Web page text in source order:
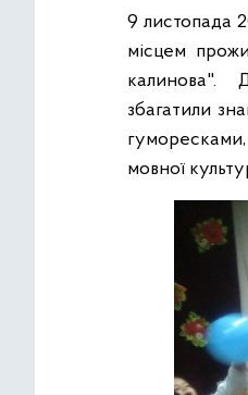
9 листопада
місцем
калинова".
збагатили
мовної